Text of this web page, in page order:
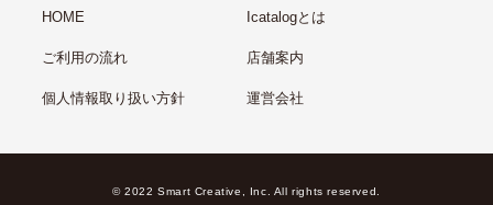
HOME Icatalogとは
ご利用の流れ 店舗案内
個人情報取り扱い方針 運営会社
© 2022 Smart Creative, Inc. All rights reserved.